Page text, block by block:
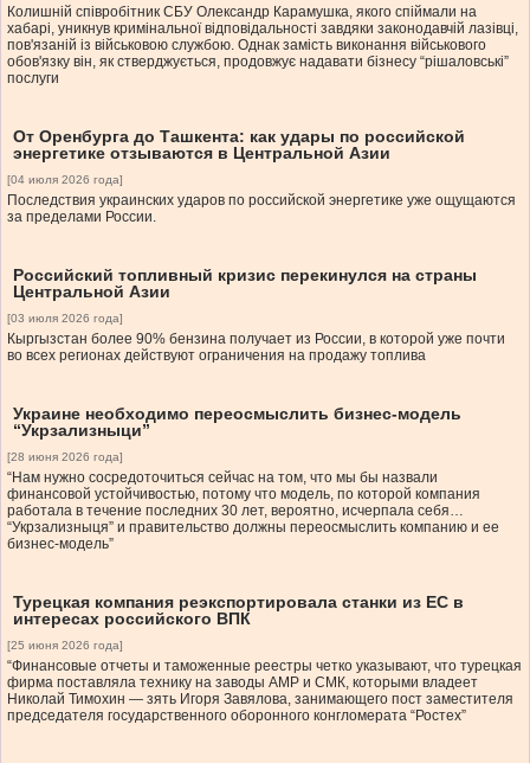
Колишній співробітник СБУ Олександр Карамушка, якого спіймали на
хабарі, уникнув кримінальної відповідальності завдяки законодавчій лазівці,
пов'язаній із військовою службою. Однак замість виконання військового
обов'язку він, як стверджується, продовжує надавати бізнесу “рішаловські”
послуги
От Оренбурга до Ташкента: как удары по российской
энергетике отзываются в Центральной Азии
[04 июля 2026 года]
Последствия украинских ударов по российской энергетике уже ощущаются
за пределами России.
Российский топливный кризис перекинyлся на страны
Центральной Азии
[03 июля 2026 года]
Кыргызстан более 90% бензина получает из России, в которой уже почти
во всех регионах действуют ограничения на продажу топлива
Украине необходимо переосмыслить бизнес-модель
“Укрзализныци”
[28 июня 2026 года]
“Нам нужно сосредоточиться сейчас на том, что мы бы назвали
финансовой устойчивостью, потому что модель, по которой компания
работала в течение последних 30 лет, вероятно, исчерпала себя…
“Укрзализныця” и правительство должны переосмыслить компанию и ее
бизнес-модель”
Турецкая компания реэкспортировала станки из ЕС в
интересах российского ВПК
[25 июня 2026 года]
“Финансовые отчеты и таможенные реестры четко указывают, что турецкая
фирма поставляла технику на заводы АМР и СМК, которыми владеет
Николай Тимохин — зять Игоря Завялова, занимающего пост заместителя
председателя государственного оборонного конгломерата “Ростех”